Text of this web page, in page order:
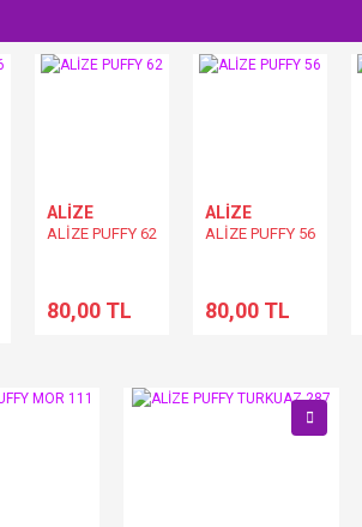
ALİZE
ALİZE PUFFY 62
80,00 TL
ALİZE
ALİZE PUFFY 56
80,00 TL